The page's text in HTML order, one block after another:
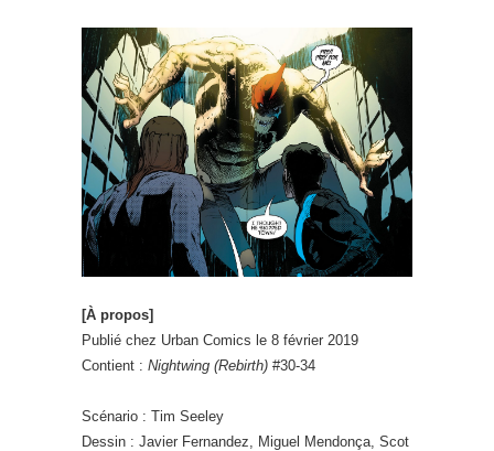
[À propos]
Publié chez Urban Comics le 8 février 2019
Contient : Nightwing (Rebirth) #30-34
Scénario : Tim Seeley
Dessin : Javier Fernandez, Miguel Mendonça, Scot